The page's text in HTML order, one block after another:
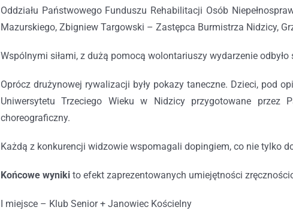
Oddziału Państwowego Funduszu Rehabilitacji Osób
Mazurskiego, Zbigniew Targowski – Zastępca Burmistrza Nidzicy,
Wspólnymi siłami, z dużą pomocą wolontariuszy wydarzenie
Oprócz drużynowej rywalizacji były pokazy taneczne. Dzieci, pod
Uniwersytetu Trzeciego Wieku w Nidzicy przygotowane przez
choreograficzny.
Każdą z konkurencji widzowie wspomagali dopingiem, co nie tylko
Końcowe wynikito efekt zaprezentowanych umiejętności
I miejsce – Klub Senior + Janowiec Kościelny